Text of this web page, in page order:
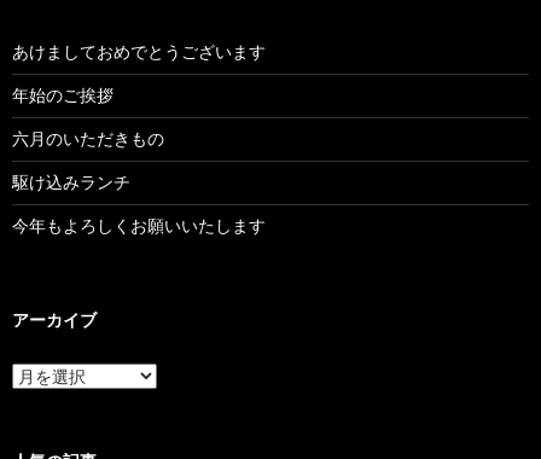
あけましておめでとうございます
年始のご挨拶
六月のいただきもの
駆け込みランチ
今年もよろしくお願いいたします
アーカイブ
ア
ー